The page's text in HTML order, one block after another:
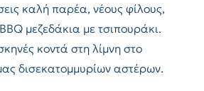
καλή παρέα, νέους φίλους,
μεζεδάκια με τσιπουράκι.
κοντά στη λίμνη στο
δισεκατομμυρίων αστέρων.